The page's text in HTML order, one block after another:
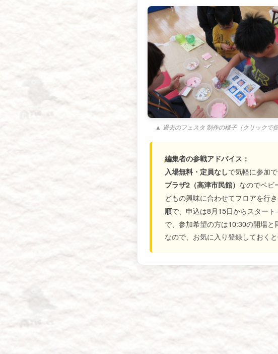
▲ 過去のフェスタ 制作の様子（クリックで拡
編集者の参戦アドバイス：
入場無料・定員なしで気軽に参加
プラザ2（高津市民館） なのでベビ
どもの興味に合わせてフロアを行
順で、申込は8月15日からスター
で、参加希望の方は10:30の開場
なので、お気に入り登録しておくと